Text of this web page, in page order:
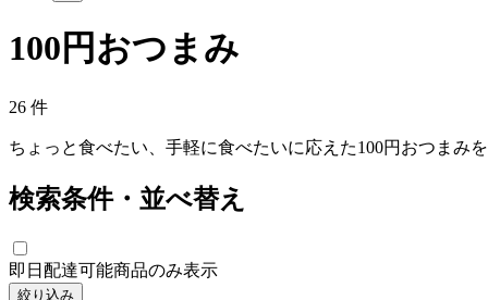
100円おつまみ
26 件
ちょっと食べたい、手軽に食べたいに応えた100円おつまみを
検索条件・並べ替え
即日配達可能商品のみ表示
絞り込み